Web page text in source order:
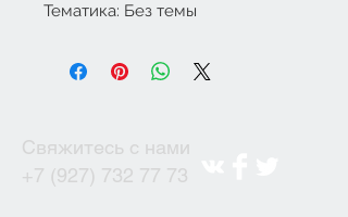
Тематика: Без темы
Свяжитесь с нами
+7 (927) 732 77 73